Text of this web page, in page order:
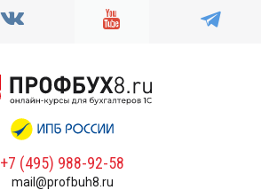
+7 (495) 988-92-58
mail@profbuh8.ru